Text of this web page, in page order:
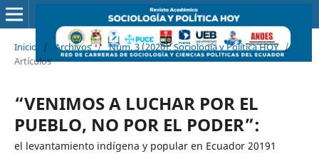
Inicio / Archivos / Núm. 3 (2020): Sociología y Política HOY /
Artículos
“VENIMOS A LUCHAR POR EL
PUEBLO, NO POR EL PODER”:
el levantamiento indígena y popular en Ecuador 20191